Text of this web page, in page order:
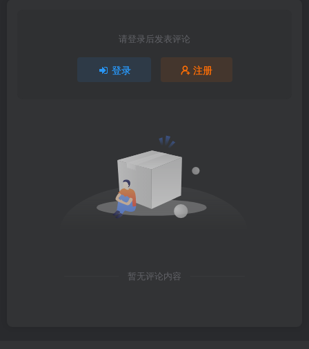
请登录后发表评论
登录 注册
暂无评论内容